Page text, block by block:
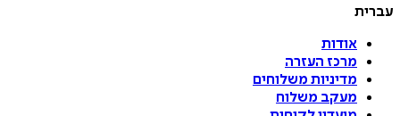
עברית
אודות
מרכז העזרה
מדיניות משלוחים
מעקב משלוח